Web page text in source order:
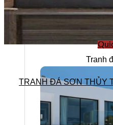
Ốp phòng tắm
Lát sàn phòng tắm
Lavabo
Tranh
TRANH ĐÁ SƠN THỦY